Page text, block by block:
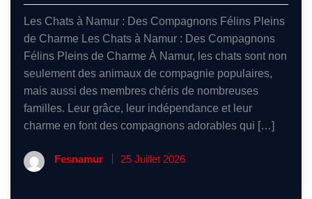
Les Chats à Namur : Des Compagnons Félins Pleins
de Charme Les Chats à Namur : Des Compagnons
Félins Pleins de Charme À Namur, les chats sont non
seulement des animaux de compagnie populaires,
mais aussi des membres chéris de nombreuses
familles. Leur grâce, leur indépendance et leur
charme en font des compagnons adorables qui […]
Fesnamur 25 Juillet 2026